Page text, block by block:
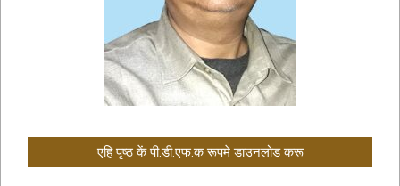
एहि पृष्ठ कें पी.डी.एफ.क रूपमे डाउनलोड करू